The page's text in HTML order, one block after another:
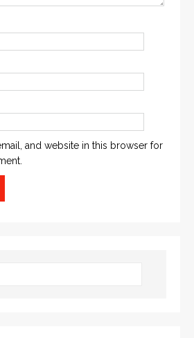
and website in this browser for